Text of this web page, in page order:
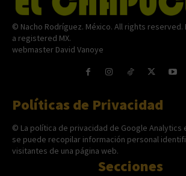
© Nacho Rodríguez. México. All rights reserved.
a registered MX.
webmaster David Vanoye
Políticas de Privacidad
© La política de privacidad de Google Analytics
se puede recopilar información personal
visitantes de una página web.
Secciones